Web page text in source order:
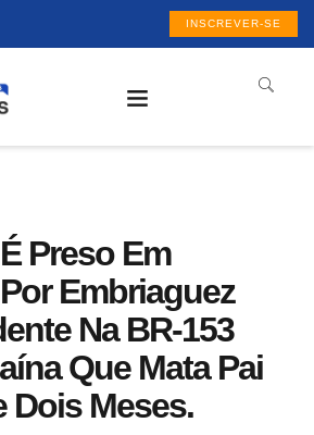
INSCREVER-SE
Preso Em
Embriaguez
Na BR-153
Que Mata Pai
Dois Meses.